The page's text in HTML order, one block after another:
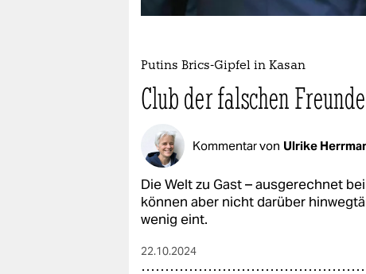
fragen & hilfe
abo
genossenschaft
epaper login
Putins Brics-Gipfel in Kasan
Club der falschen Freunde
Kommentar von Ulrike
Die Welt zu Gast – ausgerechnet
können aber nicht darüber
wenig eint.
22.10.2024